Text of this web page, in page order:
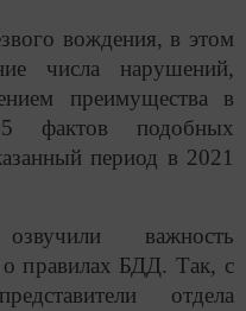
вождения, в этом
числа нарушений,
преимущества в
фактов подобных
период в 2021
важность
о правилах БДД. Так, с
отдела